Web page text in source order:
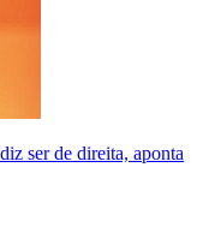
ser de direita, aponta